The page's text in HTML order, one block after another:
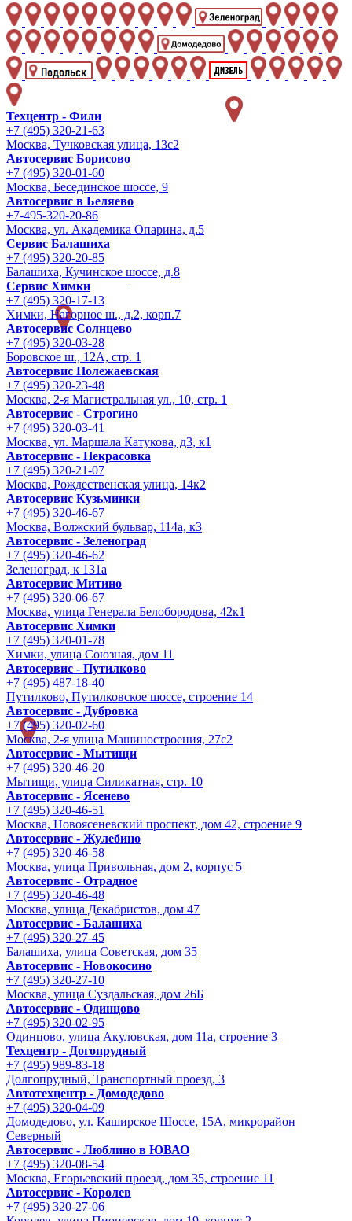
Техцентр - Фили
+7 (495) 320-21-63
Москва, Тучковская улица, 13с2
Автосервис Борисово
+7 (495) 320-01-60
Москва, Бесединское шоссе, 9
Автосервис в Беляево
+7-495-320-20-86
Москва, ул. Академика Опарина, д.5
Сервис Балашиха
+7 (495) 320-20-85
Балашиха, Кучинское шоссе, д.8
Сервис Химки
+7 (495) 320-17-13
Химки, Нагорное ш., д.2, корп.7
Автосервис Солнцево
+7 (495) 320-03-28
Боровское ш., 12А, стр. 1
Автосервис Полежаевская
+7 (495) 320-23-48
Москва, 2-я Магистральная ул., 10, стр. 1
Автосервис - Строгино
+7 (495) 320-03-41
Москва, ул. Маршала Катукова, д3, к1
Автосервис - Некрасовка
+7 (495) 320-21-07
Москва, Рождественская улица, 14к2
Автосервис Кузьминки
+7 (495) 320-46-67
Москва, Волжский бульвар, 114а, к3
Автосервис - Зеленоград
+7 (495) 320-46-62
Зеленоград, к 131а
Автосервис Митино
+7 (495) 320-06-67
Москва, улица Генерала Белобородова, 42к1
Автосервис Химки
+7 (495) 320-01-78
Химки, улица Союзная, дом 11
Автосервис - Путилково
+7 (495) 487-18-40
Путилково, Путилковское шоссе, строение 14
Автосервис - Дубровка
+7 (495) 320-02-60
Москва, 2-я улица Машиностроения, 27с2
Автосервис - Мытищи
+7 (495) 320-46-20
Мытищи, улица Силикатная, стр. 10
Автосервис - Ясенево
+7 (495) 320-46-51
Москва, Новоясеневский проспект, дом 42, строение 9
Автосервис - Жулебино
+7 (495) 320-46-58
Москва, улица Привольная, дом 2, корпус 5
Автосервис - Отрадное
+7 (495) 320-46-48
Москва, улица Декабристов, дом 47
Автосервис - Балашиха
+7 (495) 320-27-45
Балашиха, улица Советская, дом 35
Автосервис - Новокосино
+7 (495) 320-27-10
Москва, улица Суздальская, дом 26Б
Автосервис - Одинцово
+7 (495) 320-02-95
Одинцово, улица Акуловская, дом 11а, строение 3
Техцентр - Догопрудный
+7 (495) 989-83-18
Долгопрудный, Транспортный проезд, 3
Автотехцентр - Домодедово
+7 (495) 320-04-09
Домодедово, ул. Каширское Шоссе, 15А, микрорайон
Северный
Автосервис - Люблино в ЮВАО
+7 (495) 320-08-54
Москва, Егорьевский проезд, дом 35, строение 11
Автосервис - Королев
+7 (495) 320-27-06